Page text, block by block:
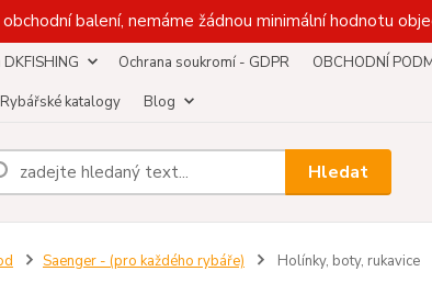
balení, nemáme žádnou minimální hodnotu
Ochrana soukromí - GDPR
OBCHODNÍ
Rybářské katalogy Blog
Hledat
Saenger - (pro každého rybáře) Holínky, boty, rukavice